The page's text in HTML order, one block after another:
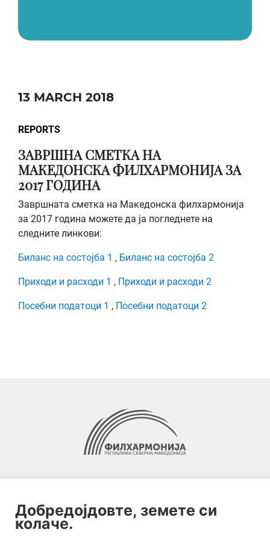
13 MARCH 2018
REPORTS
ЗАВРШНА СМЕТКА НА
МАКЕДОНСКА ФИЛХАРМОНИЈА ЗА
2017 ГОДИНА
Завршната сметка на Македонска филхармонија
за 2017 година можете да ја погледнете на
следните линкови:
Биланс на состојба 1 , Биланс на состојба 2
Приходи и расходи 1 , Приходи и расходи 2
Посебни податоци 1 , Посебни податоци 2
Добредојдовте, земете си
колаче.